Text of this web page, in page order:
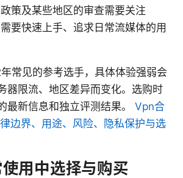
策及某些地区的审查需要关注
要快速上手、追求日常流媒体的用
常见的参考选手，具体体验强弱会
器限流、地区差异而变化。选购时
最新信息和独立评测结果。 Vpn合
边界、用途、风险、隐私保护与选
用中选择与购买